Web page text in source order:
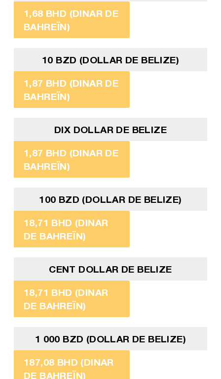
1,68 BHD (DINAR DE
BAHREÏN)
10 BZD (DOLLAR DE BELIZE)
1,87 BHD (DINAR DE
BAHREÏN)
DIX DOLLAR DE BELIZE
1,87 BHD (DINAR DE
BAHREÏN)
100 BZD (DOLLAR DE BELIZE)
18,71 BHD (DINAR
DE BAHREÏN)
CENT DOLLAR DE BELIZE
18,71 BHD (DINAR
DE BAHREÏN)
1 000 BZD (DOLLAR DE BELIZE)
187,08 BHD (DINAR
DE BAHREÏN)